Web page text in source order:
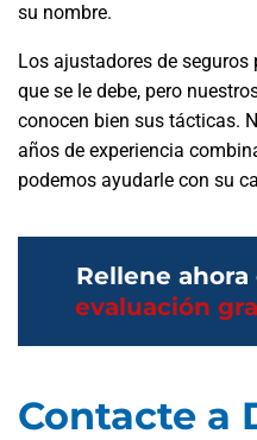
su nombre.
Los ajustadores de
que se le debe, pero
conocen bien sus tácticas.
años de experiencia
podemos ayudarle con su
Rellene
evaluación
Contacte a